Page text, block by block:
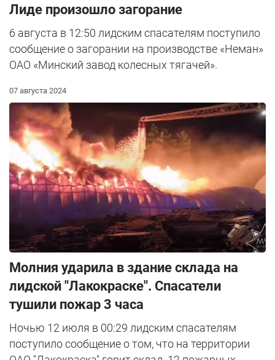
Лиде произошло загорание
6 августа в 12:50 лидским спасателям поступило
сообщение о загорании на производстве «Неман»
ОАО «Минский завод колесных тягачей».
07 августа 2024
Молния ударила в здание склада на
лидской "Лакокраске". Спасатели
тушили пожар 3 часа
Ночью 12 июля в 00:29 лидским спасателям
поступило сообщение о том, что на территории